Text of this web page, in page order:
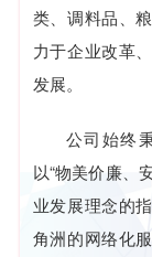
类、调料品、
力于企业改革
发展。
公司始终
以“物美价廉、
业发展理念的
角洲的网络化